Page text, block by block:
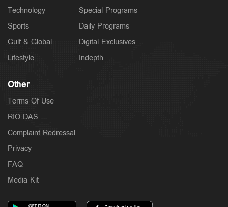
4 hours ago
യുപിഐ സേവനങ്ങള്‍ തികച്ചും സൗജന്യമായിരിക്കും;
വ്യക്തതവരുത്തി ധനമന്ത്രാലയം
Technology
Sports
Gulf & Global
Lifestyle
Special Programs
Daily Programs
Digital Exclusives
Indepth
Other
Terms Of Use
RIO DAS
Complaint Redressal
Privacy
FAQ
Media Kit